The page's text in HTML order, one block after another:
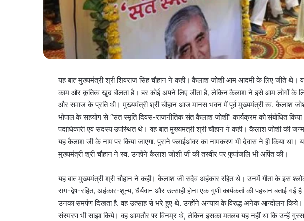
यह बात मुख्यमंत्री श्री शिवराज सिंह चौहान ने कही। कैलाश जोशी आम आदमी के लिए जीते थे।
काम और कृतित्व खुद बोलता है। हर कोई अपने लिए जीता है, लेकिन कैलाश ने इसे आम लोगों के
और समाज के प्रति थी। मुख्यमंत्री श्री चौहान आज मानस भवन में पूर्व मुख्यमंत्री स्व. कैलाश
भोपाल के सहयोग से “संत स्मृति दिवस-राजनीतिक संत कैलाश जोशी” कार्यक्रम को संबोधित
पदाधिकारी एवं सदस्य उपस्थित थे। यह बात मुख्यमंत्री श्री चौहान ने कही। कैलाश जोशी की
यह कैलाश जी के नाम पर किया जाएगा. पुराने फ्लाईओवर का नामकरण भी देवास ने ही किया था।
मुख्यमंत्री श्री चौहान ने स्व. उन्होंने कैलाश जोशी जी की तस्वीर पर पुष्पांजलि भी अर्पित की।
यह बात मुख्यमंत्री श्री चौहान ने कही। कैलाश जी सदैव अहंकार रहित थे। उनमें गीता के इस
राग-द्वेष-रहित, अहंकार-शून्य, धैर्यवान और उत्साही होना एक गुणी कार्यकर्ता की पहचान बताई
उनका समर्पण दिखता है. वह उत्साह से भरे हुए थे. उन्होंने अन्याय के विरुद्ध अनेक आन्दोलन
संस्मरण भी साझा किये। वह आमतौर पर विनम्र थे, लेकिन इसका मतलब यह नहीं था कि उन्हें